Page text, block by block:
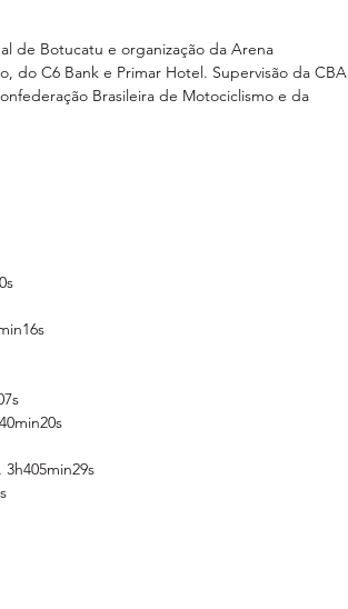
de Botucatu e organização da Arena
do C6 Bank e Primar Hotel. Supervisão da CBA
Brasileira de Motociclismo e da